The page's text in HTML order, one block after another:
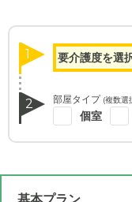
1
2 部屋タイプ (複数選
個室